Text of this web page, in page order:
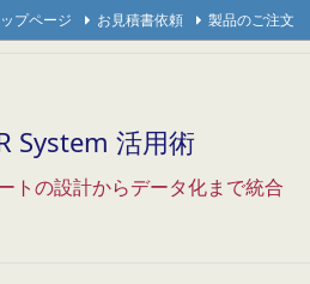
*//* アクセス解析研究所 *//* THK
ップページ お見積書依頼 製品のご注文
System 活用術
トの設計からデータ化まで統合